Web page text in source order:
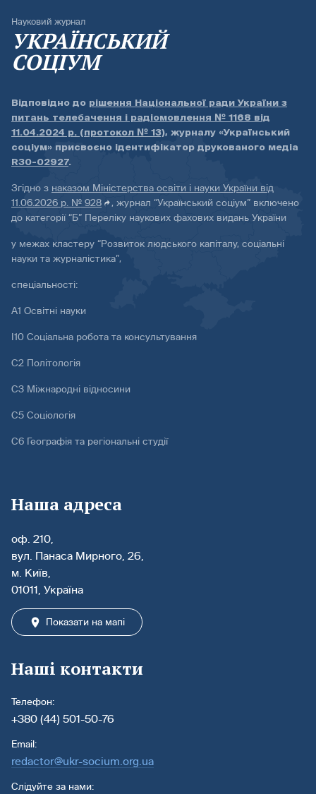
Науковий журнал
УКРАЇНСЬКИЙ
СОЦІУМ
Відповідно до рішення Національної ради України з
питань телебачення і радіомовлення № 1168 від
11.04.2024 р. (протокол № 13), журналу «Український
соціум» присвоєно ідентифікатор друкованого медіа
R30-02927.
Згідно з наказом Міністерства освіти і науки України від
11.06.2026 р. № 928
, журнал “Український соціум” включено
до категорії “Б” Переліку наукових фахових видань України
у межах кластеру “Розвиток людського капіталу, соціальні
науки та журналістика”,
спеціальності:
А1 Освітні науки
І10 Соціальна робота та консультування
С2 Політологія
С3 Міжнародні відносини
С5 Соціологія
С6 Географія та регіональні студії
Наша адреса
оф. 210,
вул. Панаса Мирного, 26,
м. Київ,
01011, Україна
Показати на мапі
Наші контакти
Телефон:
+380 (44) 501-50-76
Email:
redactor@ukr-socium.org.ua
Слідуйте за нами: